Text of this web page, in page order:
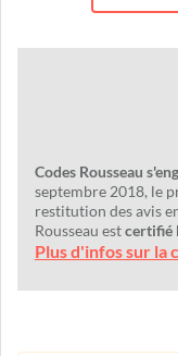
Codes Rousseau
septembre 2018, le
restitution des avis
Rousseau estcertifié
Plus d'infos sur la